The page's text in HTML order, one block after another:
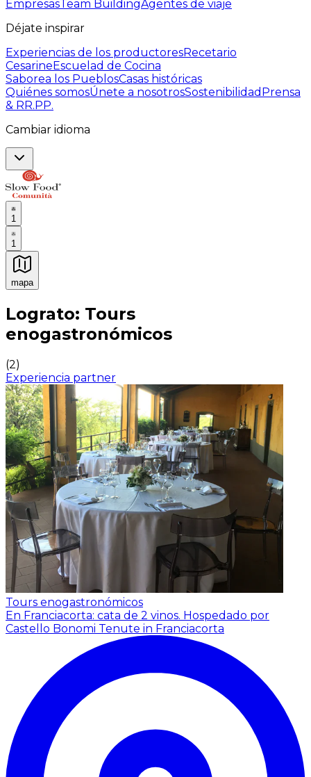
Empresas Team BuildingAgentes de viaje
Déjate inspirar
Experiencias de los productoresRecetario
CesarineEscuelad de Cocina
Saborea los PueblosCasas históricas
Quiénes somosÚnete a nosotrosSostenibilidad Prensa
& RR.PP.
Cambiar idioma
1
1
mapa
Experiencias culinarias inolvidables: Experiencias
Lograto: Tours
enogastronómicos
(2)
Experiencia partner
Tours enogastronómicos
En Franciacorta: cata de 2 vinos. Hospedado por
Castello Bonomi Tenute in Franciacorta